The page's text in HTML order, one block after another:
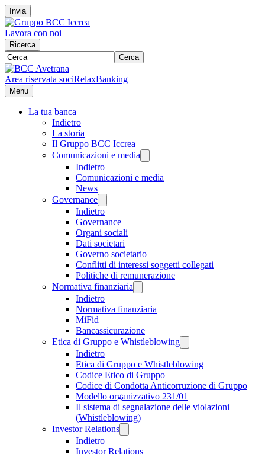
Invia
Lavora con noi
Ricerca
Cerca
Area riservata sociRelaxBanking
Menu
La tua banca
Indietro
La storia
Il Gruppo BCC Iccrea
Comunicazioni e media
Indietro
Comunicazioni e media
News
Governance
Indietro
Governance
Organi sociali
Dati societari
Governo societario
Conflitti di interessi soggetti collegati
Politiche di remunerazione
Normativa finanziaria
Indietro
Normativa finanziaria
MiFid
Bancassicurazione
Etica di Gruppo e Whistleblowing
Indietro
Etica di Gruppo e Whistleblowing
Codice Etico di Gruppo
Codice di Condotta Anticorruzione di Gruppo
Modello organizzativo 231/01
Il sistema di segnalazione delle violazioni
(Whistleblowing)
Investor Relations
Indietro
Investor Relations